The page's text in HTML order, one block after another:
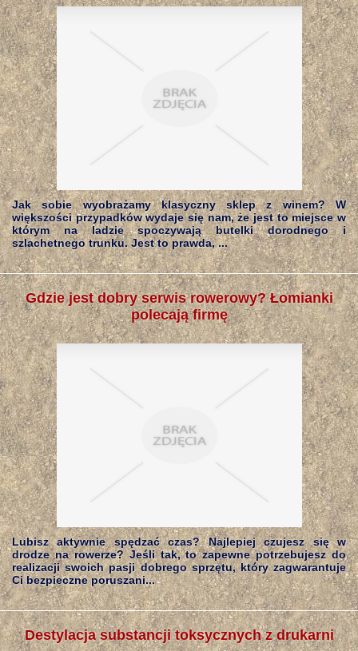
Jak sobie wyobrażamy klasyczny sklep z winem? W
większości przypadków wydaje się nam, że jest to miejsce w
którym na ladzie spoczywają butelki dorodnego i
szlachetnego trunku. Jest to prawda, ...
Gdzie jest dobry serwis rowerowy? Łomianki
polecają firmę
Lubisz aktywnie spędzać czas? Najlepiej czujesz się w
drodze na rowerze? Jeśli tak, to zapewne potrzebujesz do
realizacji swoich pasji dobrego sprzętu, który zagwarantuje
Ci bezpieczne poruszani...
Destylacja substancji toksycznych z drukarni